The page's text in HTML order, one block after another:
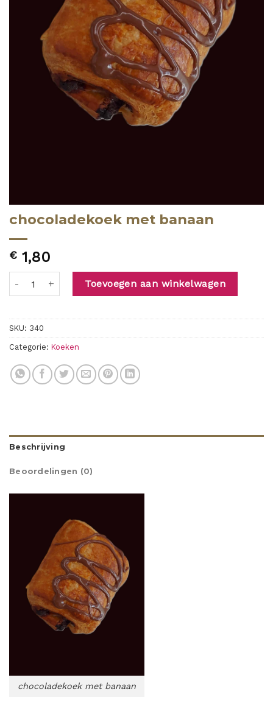
chocoladekoek met banaan
€ 1,80
Toevoegen aan winkelwagen
SKU: 340
Categorie: Koeken
Beschrijving
Beoordelingen (0)
chocoladekoek met banaan